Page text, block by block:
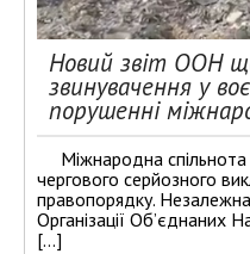
Новий звіт ООН
звинувачення у
порушенні
Міжнародна
чергового серйозного
правопорядку.
Організації Об’єднаних
[…]